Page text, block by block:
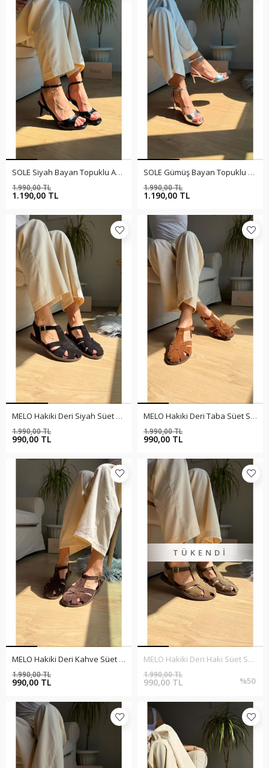
SOLE Siyah Bayan Topuklu Ayakkabı
1.190,00 TL
1.990,00 TL
SOLE Gümüş Bayan Topuklu Ayakkabı
1.190,00 TL
1.990,00 TL
MELO Hakiki Deri Siyah Süet Sandalet
990,00 TL
1.990,00 TL
MELO Hakiki Deri Taba Süet Sandalet
990,00 TL
1.990,00 TL
MELO Hakiki Deri Kahve Süet Sandalet
990,00 TL
1.990,00 TL
TÜKENDI
MELO Hakiki Deri Haki Süet Sandalet
990,00 TL
1.990,00 TL
%50